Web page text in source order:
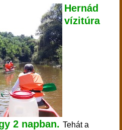
Hernád
vízitúra
2 napban. Tehát a